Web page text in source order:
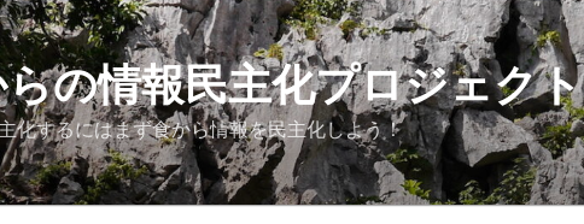
の情報民主化プロジェク
化するにはまず食から情報を民主化しよう！